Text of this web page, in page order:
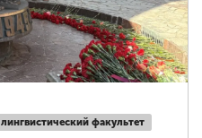
лингвистический факультет